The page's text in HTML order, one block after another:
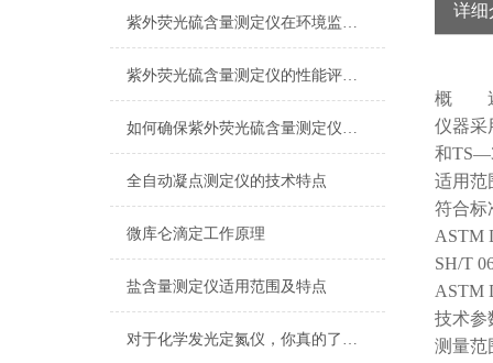
紫外荧光硫含量测定仪在环境监测中的重要作用
紫外荧光硫含量测定仪的性能评价与比较分析
如何确保紫外荧光硫含量测定仪的性能不受影响？
全自动凝点测定仪的技术特点
微库仑滴定工作原理
盐含量测定仪适用范围及特点
对于化学发光定氮仪，你真的了解吗？
详细
概
仪器采
和
适用范
符合
ASTM
SH/T
ASTM
技术参
测量范